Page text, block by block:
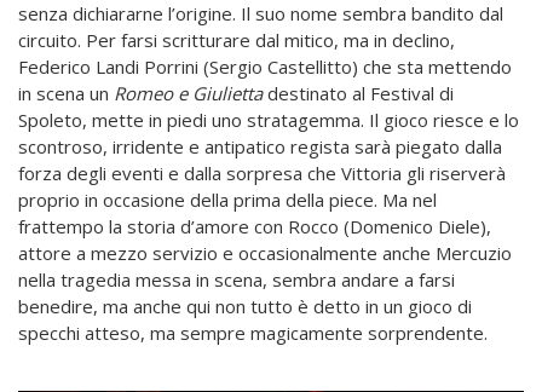
senza dichiararne l’origine. Il suo nome sembra bandito dal
circuito. Per farsi scritturare dal mitico, ma in declino,
Federico Landi Porrini (Sergio Castellitto) che sta mettendo
in scena un Romeo e Giuliettadestinato al Festival di
Spoleto, mette in piedi uno stratagemma. Il gioco riesce e lo
scontroso, irridente e antipatico regista sarà piegato dalla
forza degli eventi e dalla sorpresa che Vittoria gli riserverà
proprio in occasione della prima della piece. Ma nel
frattempo la storia d’amore con Rocco (Domenico Diele),
attore a mezzo servizio e occasionalmente anche Mercuzio
nella tragedia messa in scena, sembra andare a farsi
benedire, ma anche qui non tutto è detto in un gioco di
specchi atteso, ma sempre magicamente sorprendente.